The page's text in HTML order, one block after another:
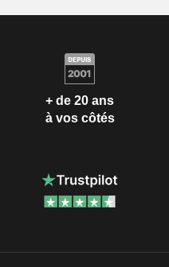
+ de 20 ans
à vos côtés